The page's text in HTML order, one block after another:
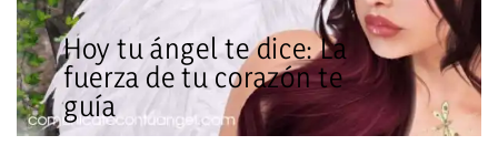
Hoy tu ángel te dice: La
fuerza de tu corazón te
guía